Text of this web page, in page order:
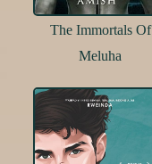
The Immortals Of
Meluha